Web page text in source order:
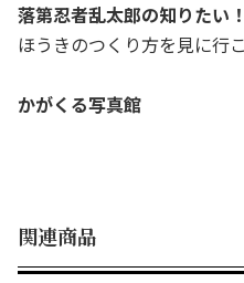
落第忍者乱太郎の知りたい
ほうきのつくり方を見に行
かがくる写真館
関連商品